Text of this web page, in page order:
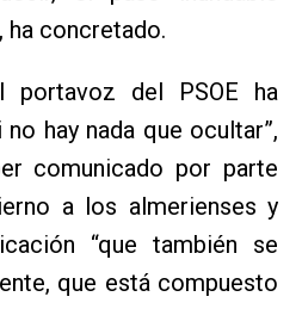
ha concretado.
del PSOE ha
hay nada que ocultar”,
comunicado por parte
a los almerienses y
“que también se
que está compuesto